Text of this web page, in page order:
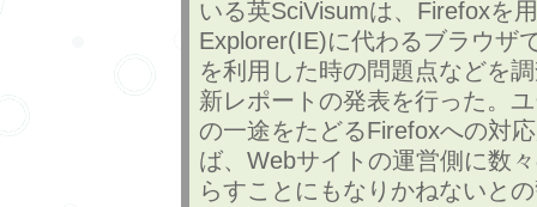
いる英SciVisumは、Firefoxを
Explorer(IE)に代わるブラウザ
を利用した時の問題点などを
新レポートの発表を行った。
の一途をたどるFirefoxへの対
ば、Webサイトの運営側に数
らすことにもなりかねないと